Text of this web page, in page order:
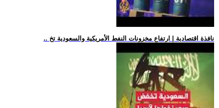
.. نافذة اقتصادية | ارتفاع مخزونات النفط الأمريكية والسعودية تخ